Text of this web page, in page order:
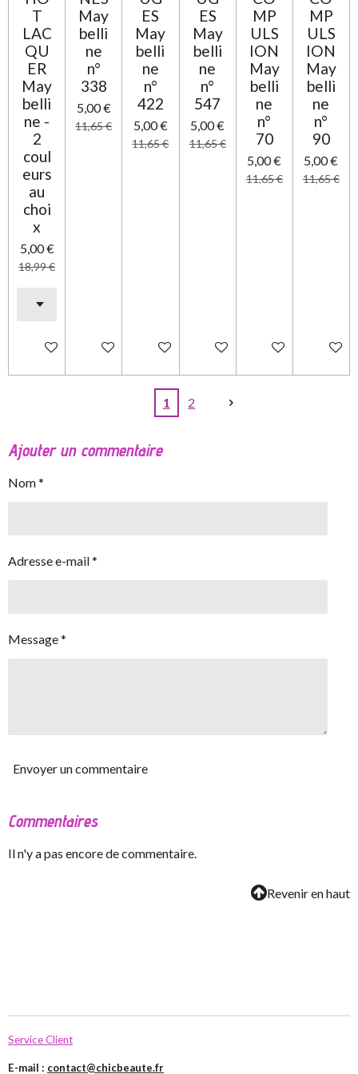
T
LAC
QU
ER
May
belli
ne -
2
coul
eurs
au
choi
x
5,00 €
18,99 €
Ajouter au panier
May
belli
ne
n°
338
5,00 €
11,65 €
Ajouter au panier
ES
May
belli
ne
n°
422
5,00 €
11,65 €
Ajouter au panier
ES
May
belli
ne
n°
547
5,00 €
11,65 €
Ajouter au panier
MP
ULS
ION
May
belli
ne
n°
70
5,00 €
11,65 €
Ajouter au panier
MP
ULS
ION
May
belli
ne
n°
90
5,00 €
11,65 €
Ajouter
1 2
Ajouter un commentaire
Nom *
Adresse e-mail *
Message *
Envoyer un commentaire
Commentaires
Il n'y a pas encore de commentaire.
Revenir en haut
Service Client
E-mail : contact@chicbeaute.fr